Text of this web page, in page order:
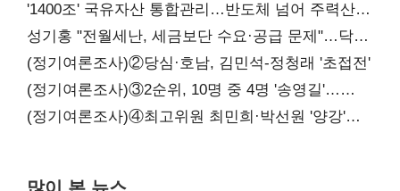
'1400조' 국유자산 통합관리…반도체 넘어 주력산업
구조혁신
성기홍 "전월세난, 세금보단 수요·공급 문제"…닥공
시사
(정기여론조사)②당심·호남, 김민석-정청래 '초접전'
(정기여론조사)③2순위, 10명 중 4명 '송영길'…
정청래 '한 자릿수'
(정기여론조사)④최고위원 최민희·박선원 '양강'…